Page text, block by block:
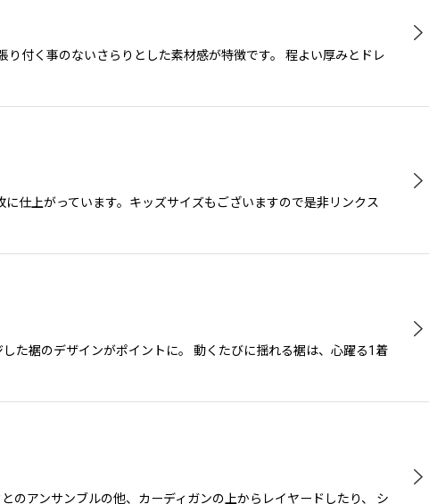
付く事のないさらりとした素材感が特徴です。 程よい厚みとドレ
仕上がっています。キッズサイズもございますので是非リンクス
た裾のデザインがポイントに。 動くたびに揺れる裾は、心躍る1着
のアンサンブルの他、カーディガンの上からレイヤードしたり、 シ